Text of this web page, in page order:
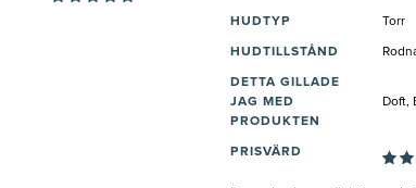
HUDTYP Torr
HUDTILLSTÅND
DETTA GILLADE
JAG MED
PRODUKTEN
Doft,
PRISVÄRD